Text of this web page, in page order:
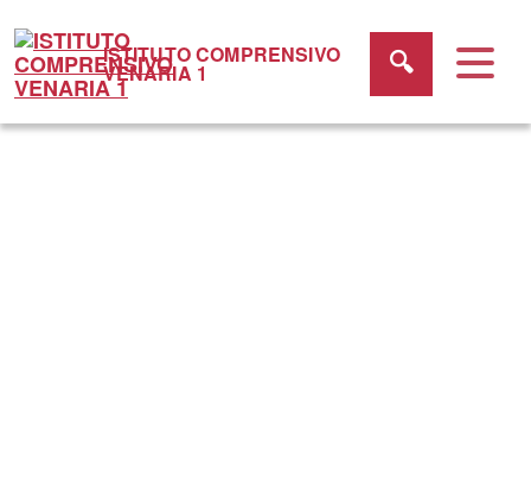
ISTITUTO COMPRENSIVO
VENARIA 1